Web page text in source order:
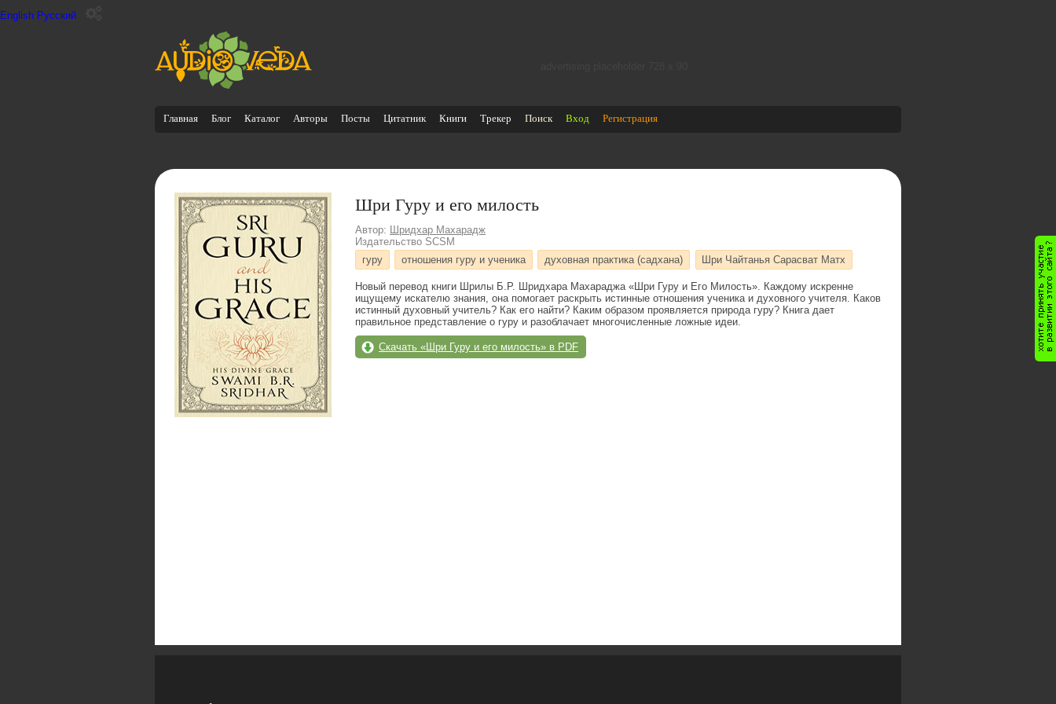
English Русский
Главная Блог Каталог Авторы Посты Цитатник Книги Трекер Поиск Вход Регистрация
Шри Гуру и его милость
Автор: Шридхар Махарадж
Издательство SCSM
гуру
отношения гуру и ученика духовная практика (садхана) Шри Чайтанья Сарасват Матх
Новый перевод книги Шрилы Б.Р. Шридхара Махараджа «Шри Гуру и Его Милость». Каждому искренне
ищущему искателю знания, она помогает раскрыть истинные отношения ученика и духовного учителя. Каков
истинный духовный учитель? Как его найти? Каким образом проявляется природа гуру? Книга дает
правильное представление о гуру и разоблачает многочисленные ложные идеи.
Скачать «Шри Гуру и его милость» в PDF